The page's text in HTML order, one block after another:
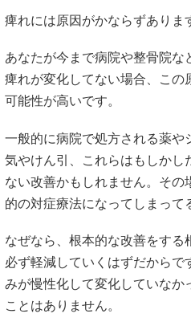
痺れには原因がかならずありま
あなたが今まで病院や整骨院な
痺れが変化してない場合、この
可能性が高いです。
一般的に病院で処方される薬や
気やけん引、これらはもしかし
ない改善かもしれません。その
的の対症療法になってしまって
なぜなら、根本的な改善をする
必ず軽減していくはずだからで
みが慢性化して変化していなか
ことはありません。